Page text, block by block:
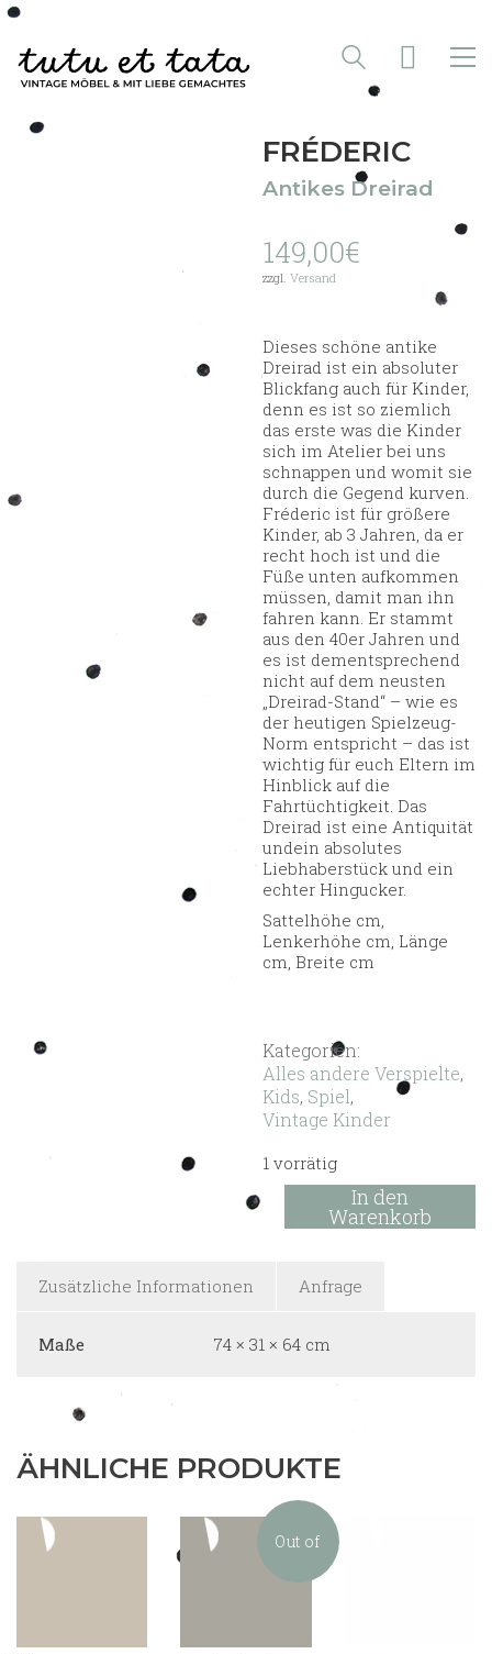
FRÉDERIC
Antikes Dreirad
149,00€
zzgl. Versand
Dieses schöne antike
Dreirad ist ein absoluter
Blickfang auch für Kinder,
denn es ist so ziemlich
das erste was die Kinder
sich im Atelier bei uns
schnappen und womit sie
durch die Gegend kurven.
Fréderic ist für größere
Kinder, ab 3 Jahren, da er
recht hoch ist und die
Füße unten aufkommen
müssen, damit man ihn
fahren kann. Er stammt
aus den 40er Jahren und
es ist dementsprechend
nicht auf dem neusten
„Dreirad-Stand“ – wie es
der heutigen Spielzeug-
Norm entspricht – das ist
wichtig für euch Eltern im
Hinblick auf die
Fahrtüchtigkeit. Das
Dreirad ist eine Antiquität
undein absolutes
Liebhaberstück und ein
echter Hingucker.
Sattelhöhe cm,
Lenkerhöhe cm, Länge
cm, Breite cm
Kategorien:
Alles andere Verspielte,
Kids, Spiel,
Vintage Kinder
1 vorrätig
In den
Warenkorb
Zusätzliche Informationen Anfrage
Maße 74 × 31 × 64 cm
ÄHNLICHE PRODUKTE
Out of